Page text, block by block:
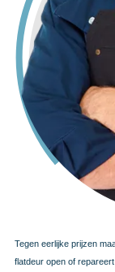
Tegen eerlijke prijzen
flatdeur open of